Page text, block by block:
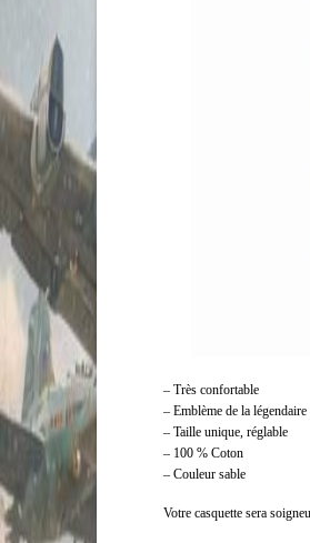
– Très confortable
– Emblème de la
– Taille unique, réglable
– 100 % Coton
– Couleur sable
Votre casquette sera